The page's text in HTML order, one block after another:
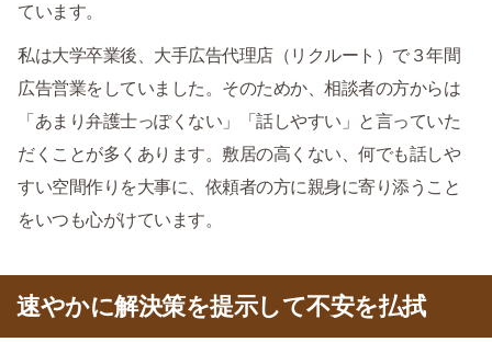
ています。
私は大学卒業後、大手広告代理店（リクルート）で３年間
広告営業をしていました。そのためか、相談者の方からは
「あまり弁護士っぽくない」「話しやすい」と言っていた
だくことが多くあります。敷居の高くない、何でも話しや
すい空間作りを大事に、依頼者の方に親身に寄り添うこと
をいつも心がけています。
速やかに解決策を提示して不安を払拭